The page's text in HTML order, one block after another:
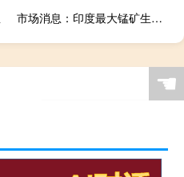
市场消息：印度最大锰矿生产商MOIL提高了含锰量低于44%的矿石价格；降低了含锰44%或更高的矿石价格
☚